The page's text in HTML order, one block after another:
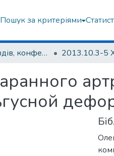
Пошук за критеріями
Матеріали з'їздів, конференцій, симпозіумів та ін.